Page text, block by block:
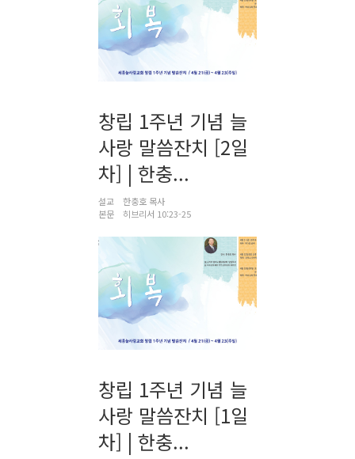
창립 1주년 기념 늘
사랑 말씀잔치 [2일
차] | 한충...
설교
한충호 목사
본문
히브리서 10:23-25
창립 1주년 기념 늘
사랑 말씀잔치 [1일
차] | 한충...